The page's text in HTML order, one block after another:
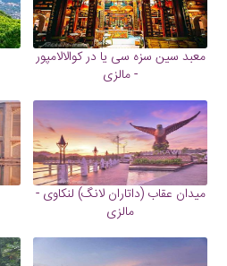
معبد سین سزه سی یا در کوالالامپور
- مالزی
میدان عقاب (داتاران لانگ) لنکاوی -
مالزی